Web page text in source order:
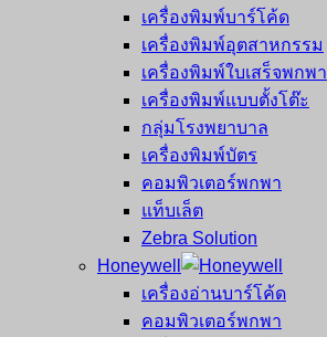
เครื่องพิมพ์บาร์โค้ด
เครื่องพิมพ์อุตสาหกรรม
เครื่องพิมพ์ใบเสร็จพกพา
เครื่องพิมพ์แบบตั้งโต๊ะ
กลุ่มโรงพยาบาล
เครื่องพิมพ์บัตร
คอมพิวเตอร์พกพา
แท็บเล็ต
Zebra Solution
Honeywell
เครื่องอ่านบาร์โค้ด
คอมพิวเตอร์พกพา